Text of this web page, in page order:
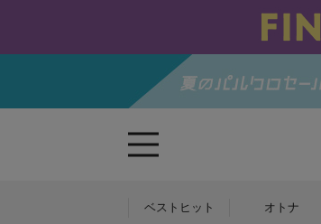
ベストヒット オトナ